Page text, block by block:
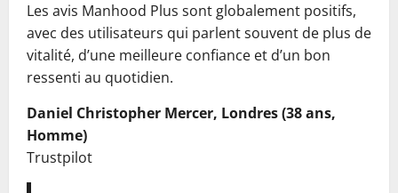
Les avis Manhood Plus sont globalement positifs,
avec des utilisateurs qui parlent souvent de plus de
vitalité, d’une meilleure confiance et d’un bon
ressenti au quotidien.
Daniel Christopher Mercer, Londres (38 ans,
Homme)
Trustpilot